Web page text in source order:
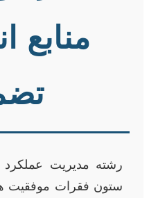
منابع
رشته مدیریت عملکرد
ستون فقرات موفقیت